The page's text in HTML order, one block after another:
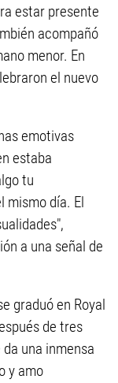
estar presente
acompañó
menor. En
el nuevo
emotivas
estaba
tu
mismo día. El
a una señal de
graduó en Royal
de tres
una inmensa
y amo